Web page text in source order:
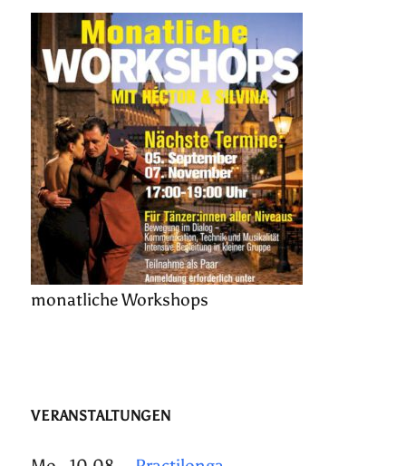
monatliche Workshops
VERANSTALTUNGEN